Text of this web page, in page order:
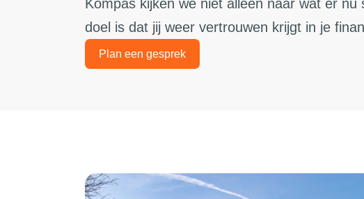
Kompas kijken we niet alleen naar wat er
doel is dat jij weer vertrouwen krijgt in je
Plan een gesprek